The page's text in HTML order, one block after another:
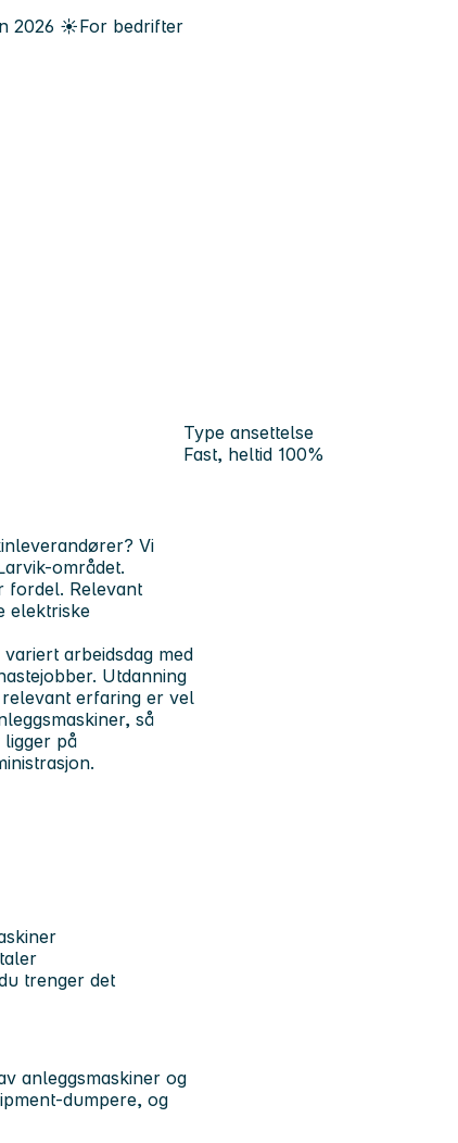
2026 ☀️For bedrifter
Type ansettelse
Fast, heltid 100%
Vi
området.
fordel. Relevant
elektriske
arbeidsdag med
Utdanning
erfaring er vel
så
på
trenger det
anleggsmaskiner og
dumpere, og